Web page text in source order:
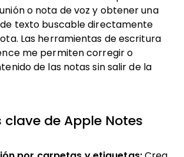
o nota de voz y obtener una
texto buscable directamente
Las herramientas de escritura
me permiten corregir o
de las notas sin salir de la
clave de Apple Notes